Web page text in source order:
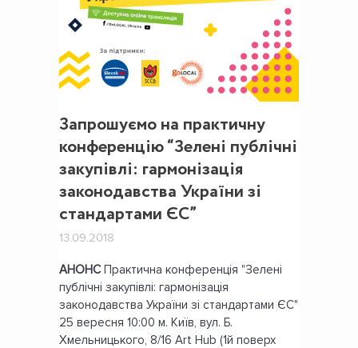
Запрошуємо на практичну
конференцію “Зелені публічні
закупівлі: гармонізація
законодавства України зі
стандартами ЄС”
13.09.2018
АНОНСПрактична конференція "Зелені
публічні закупівлі: гармонізація
законодавства України зі стандартами ЄС"
25 вересня 10:00 м. Київ, вул. Б.
Хмельницького, 8/16 Art Hub (1й поверх